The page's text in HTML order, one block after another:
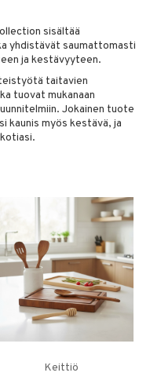
sisältää
yhdistävät saumattomasti
ja kestävyyteen.
taitavien
tuovat mukanaan
Jokainen tuote
kaunis myös kestävä, ja
Keittiö